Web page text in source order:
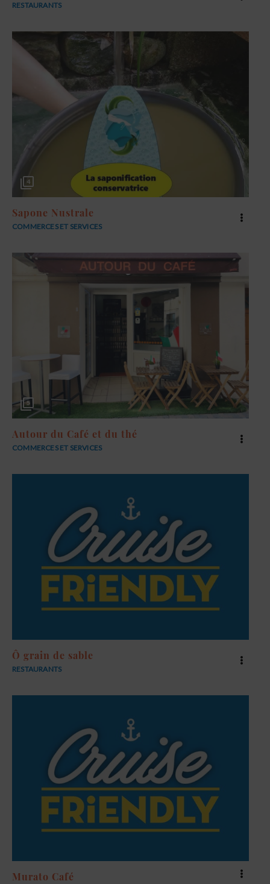
RESTAURANTS
4
Sapone Nustrale
COMMERCES ET SERVICES
5
Autour du Café et du thé
COMMERCES ET SERVICES
Ô grain de sable
RESTAURANTS
Murato Café